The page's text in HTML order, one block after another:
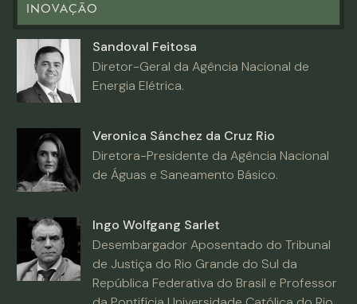
INOVAÇÃO
Sandoval Feitosa
Diretor-Geral da Agência Nacional de
Energia Elétrica.
Veronica Sánchez da Cruz Rio
Diretora-Presidente da Agência Nacional
de Águas e Saneamento Básico.
Ingo Wolfgang Sarlet
Desembargador Aposentado do Tribunal
de Justiça do Rio Grande do Sul da
República Federativa do Brasil e Professor